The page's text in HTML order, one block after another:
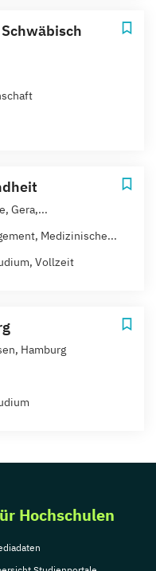
Gera,...
Medizinische...
Vollzeit
Hamburg
Hochschulen